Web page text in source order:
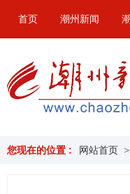
首页 潮州新闻
您现在的位置 : 网站首页